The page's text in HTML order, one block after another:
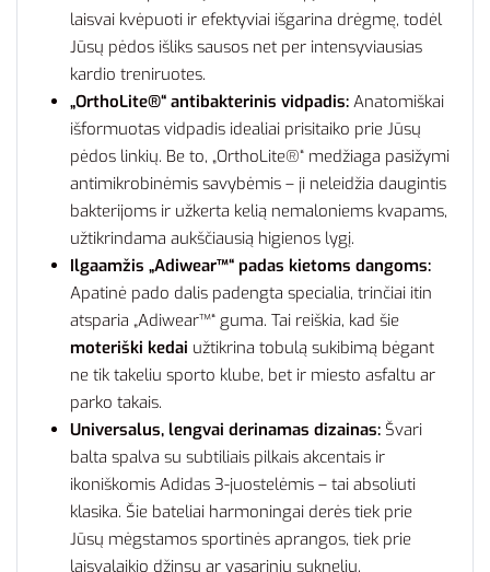
laisvai kvėpuoti ir efektyviai išgarina drėgmę, todėl
Jūsų pėdos išliks sausos net per intensyviausias
kardio treniruotes.
„OrthoLite®“ antibakterinis vidpadis: Anatomiškai
išformuotas vidpadis idealiai prisitaiko prie Jūsų
pėdos linkių. Be to, „OrthoLite®“ medžiaga pasižymi
antimikrobinėmis savybėmis – ji neleidžia daugintis
bakterijoms ir užkerta kelią nemaloniems kvapams,
užtikrindama aukščiausią higienos lygį.
Ilgaamžis „Adiwear™“ padas kietoms dangoms:
Apatinė pado dalis padengta specialia, trinčiai itin
atsparia „Adiwear™“ guma. Tai reiškia, kad šie
moteriški kedai užtikrina tobulą sukibimą bėgant
ne tik takeliu sporto klube, bet ir miesto asfaltu ar
parko takais.
Universalus, lengvai derinamas dizainas: Švari
balta spalva su subtiliais pilkais akcentais ir
ikoniškomis Adidas 3-juostelėmis – tai absoliuti
klasika. Šie bateliai harmoningai derės tiek prie
Jūsų mėgstamos sportinės aprangos, tiek prie
laisvalaikio džinsų ar vasarinių suknelių.